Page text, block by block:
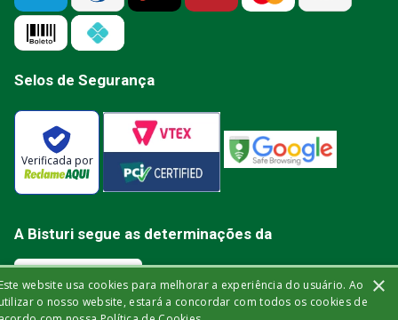
Selos de Segurança
Verificada por
A Bisturi segue as determinações da
×
website usa cookies para melhorar a experiência do usuário. Ao
o nosso website, estará a concordar com todos os cookies de